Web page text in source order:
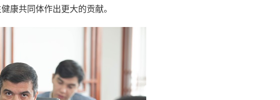
康共同体作出更大的贡献。